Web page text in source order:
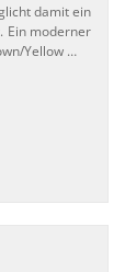
damit ein
Ein moderner
​Yellow …